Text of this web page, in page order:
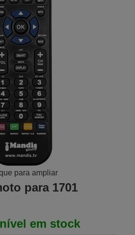
para ampliar
para 1701
em stock